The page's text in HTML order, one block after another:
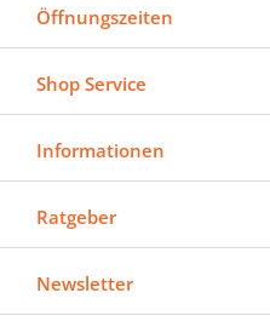
Öffnungszeiten
Shop Service
Informationen
Ratgeber
Newsletter